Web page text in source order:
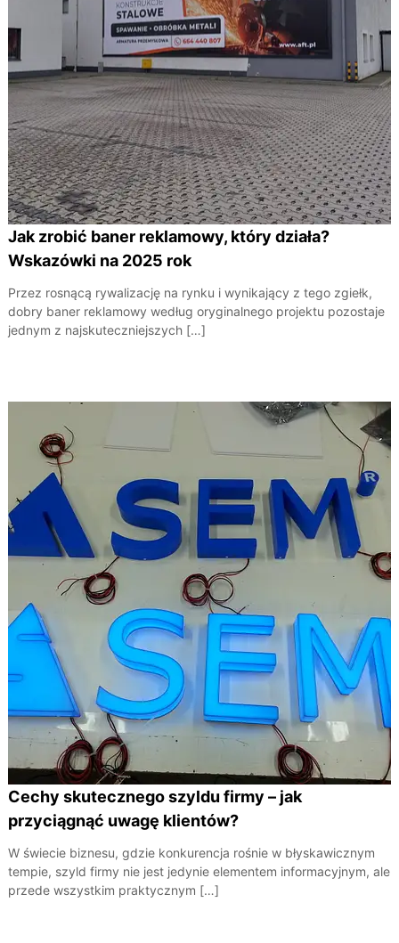
Jak zrobić baner reklamowy, który działa?
Wskazówki na 2025 rok
Przez rosnącą rywalizację na rynku i wynikający z tego zgiełk,
dobry baner reklamowy według oryginalnego projektu pozostaje
jednym z najskuteczniejszych […]
Cechy skutecznego szyldu firmy – jak
przyciągnąć uwagę klientów?
W świecie biznesu, gdzie konkurencja rośnie w błyskawicznym
tempie, szyld firmy nie jest jedynie elementem informacyjnym, ale
przede wszystkim praktycznym […]